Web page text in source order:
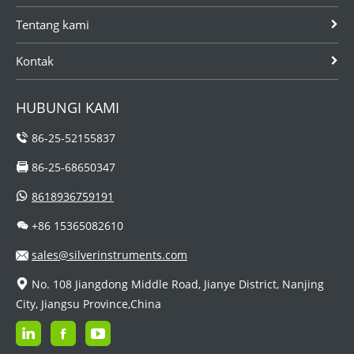
Pengukur aliran
yang...
meter harus
Tentang kami
Kontak
HUBUNGI KAMI
86-25-52155837
86-25-68650347
8618936759191
+86 15365082610
sales@silverinstruments.com
No. 108 Jiangdong Middle Road, Jianye District, Nanjing
City, Jiangsu Province,China